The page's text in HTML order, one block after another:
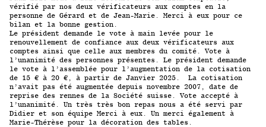
vérifié par nos deux vérificateurs aux comptes en la
personne de Gérard et de Jean-Marie. Merci à eux pour ce
bilan et la bonne gestion.
Le président demande le vote à main levée pour le
renouvellement de confiance aux deux vérificateurs aux
comptes ainsi que celle aux membres du comité. Vote à
l’unanimité des personnes présentes. Le président demande
le vote à l’assemblée pour l’augmentation de la cotisation
de 15 € à 20 €, à partir de Janvier 2025. La cotisation
n’avait pas été augmentée depuis novembre 2007, date de
reprise des rennes de la Société suisse. Vote accepté à
l’unanimité. Un très très bon repas nous a été servi par
Didier et son équipe Merci à eux. Un merci également à
Marie-Thérèse pour la décoration des tables.